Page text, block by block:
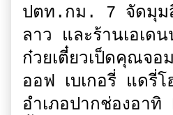
ปตท.กม. 7 จัดมุม
ลาว และร้านเอเด
ก๋วยเตี๋ยวเป็ดคุณจ
ออฟ เบเกอรี่ แดรี่
อำเภอปากช่องอา